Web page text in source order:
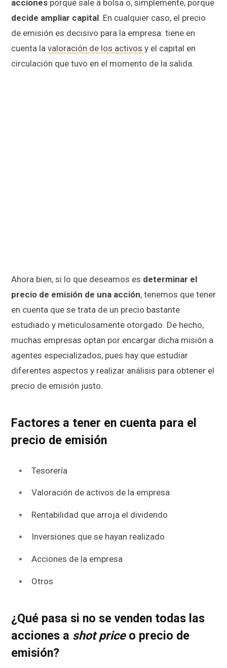
acciones porque sale a bolsa o, simplemente, porque
decide ampliar capital. En cualquier caso, el precio
de emisión es decisivo para la empresa: tiene en
cuenta la valoración de los activos y el capital en
circulación que tuvo en el momento de la salida.
Ahora bien, si lo que deseamos es determinar el
precio de emisión de una acción, tenemos que tener
en cuenta que se trata de un precio bastante
estudiado y meticulosamente otorgado. De hecho,
muchas empresas optan por encargar dicha misión a
agentes especializados, pues hay que estudiar
diferentes aspectos y realizar análisis para obtener el
precio de emisión justo.
Factores a tener en cuenta para el
precio de emisión
Tesorería
Valoración de activos de la empresa
Rentabilidad que arroja el dividendo
Inversiones que se hayan realizado
Acciones de la empresa
Otros
¿Qué pasa si no se venden todas las
acciones a shot priceo precio de
emisión?